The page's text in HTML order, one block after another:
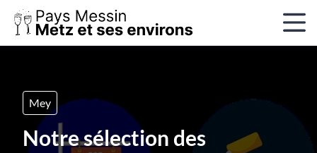
Mey
Notre sélection des